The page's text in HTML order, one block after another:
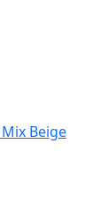
Beige